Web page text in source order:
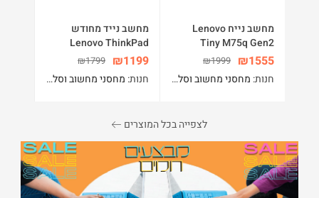
מחשב נייח Lenovo
Tiny M75q Gen2
Ryzen Pro 7 Desktop
SSD Windows 11 Pro
₪1555
₪1999
חנות: מחסני מחשוב וסלולר
מחשב נייד מחודש
Lenovo ThinkPad
T460 Intel Core i5-
SSD 14″ WIN10PRO –
₪1199
₪1799
חנות: מחסני מחשוב וסלולר
לצפייה בכל המוצרים